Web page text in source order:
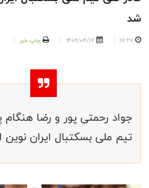
شد
17:27
1402/04/17 چاپ خبر
جواد رحمتی پور و رضا هنگام
تیم ملی بسکتبال ایران